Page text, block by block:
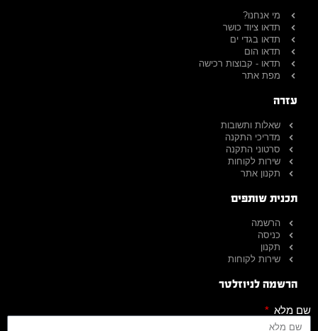
מי אנחנו?
תדאו ציוד כושר
תדאו בגדי ים
תדאו הום
תדאו - קבוצות רכישה
מפת אתר
עזרה
שאלות ותשובות
מדריכי התקנה
סרטוני התקנה
שירות לקוחות
תקנון אתר
תכנית שותפים
הרשמה
כניסה
תקנון
שירות לקוחות
הרשמה לניוזלטר
שם מלא